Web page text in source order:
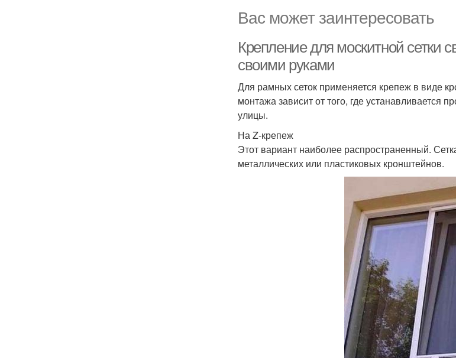
Вас может заинтересовать
Крепление для москитной сетки
своими руками
Для рамных сеток применяется крепеж в виде
монтажа зависит от того, где устанавливается
улицы.
На Z-крепеж
Этот вариант наиболее распространенный.
металлических или пластиковых кронштейнов.